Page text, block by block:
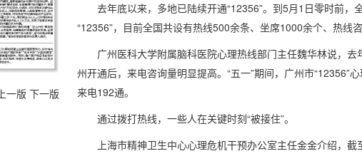
上一版 下一版
去年底以来，多地已陆续开通“12356”。到5月1日零时前，
“12356”，目前全国共设有热线500余条、坐席1000余个、热线
广州医科大学附属脑科医院心理热线部门主任魏华林说，去
州开通后，来电咨询量明显提高。“五一”期间，广州市“12356”
来电192通。
通过拨打热线，一些人在关键时刻“被接住”。
上海市精神卫生中心心理危机干预办公室主任金金介绍，截